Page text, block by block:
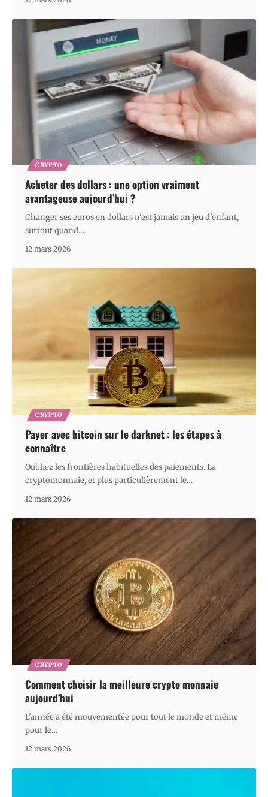
CRYPTO
Acheter des dollars : une option vraiment
avantageuse aujourd’hui ?
Changer ses euros en dollars n'est jamais un jeu d'enfant,
surtout quand…
12 mars 2026
CRYPTO
Payer avec bitcoin sur le darknet : les étapes à
connaître
Oubliez les frontières habituelles des paiements. La
cryptomonnaie, et plus particulièrement le…
12 mars 2026
CRYPTO
Comment choisir la meilleure crypto monnaie
aujourd’hui
L'année a été mouvementée pour tout le monde et même
pour le…
12 mars 2026